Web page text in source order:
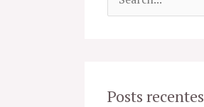
u
Posts recentes